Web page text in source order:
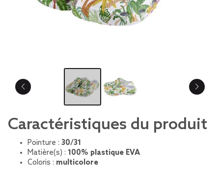
Caractéristiques du produit
Pointure : 30/31
Matière(s) : 100% plastique EVA
Coloris : multicolore